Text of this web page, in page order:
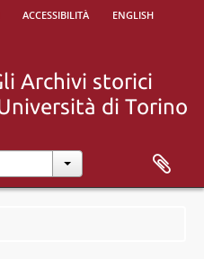
accessibilità
english